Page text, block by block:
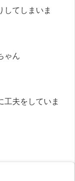
してしまいま
ゃん
夫をしていま